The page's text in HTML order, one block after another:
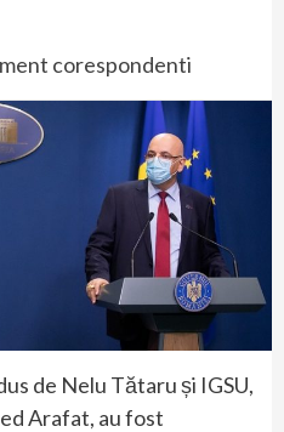
corespondenti
de Nelu Tătaru și IGSU,
Arafat, au fost